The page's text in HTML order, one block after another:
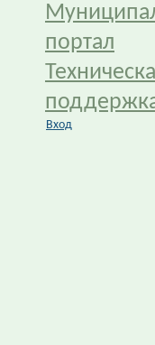
портал
Вход